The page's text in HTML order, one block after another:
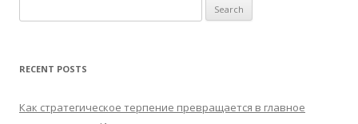
for:
RECENT POSTS
Как стратегическое терпение превращается в главное